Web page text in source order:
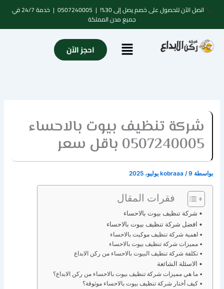
تخطي
المحتوى
اتصل الآن للحصول على خصم يصل إلى 30%! | 0507240005
| خدمة 24/7 في
جميع مدن المملكة
Menu احجز الآن
شركة تنظيف بيوت بالاحساء
0507240005 باقل سعر
بواسطة kobraaa /9 يوليو، 2025
فقرات المقال
شركة تنظيف بيوت بالاحساء
افضل شركة تنظيف بيوت بالاحساء
اهمية شركة تنظيف موكيت بالاحساء
مميزات شركة تنظيف بيوت بالاحساء
تكلفة شركة تنظيف البيوت بالاحساء من ركن الابداع
الاسئلة الشائعة
ما هي مميزات شركة تنظيف بيوت بالاحساء من ركن الابداع؟
كيف أختار شركة تنظيف بيوت بالاحساء موثوقة؟